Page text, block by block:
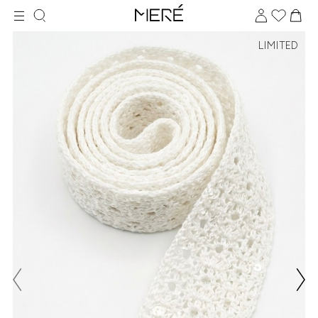
LIMITED
Для клиентов всех банков
Разбейте
оплатуна части
без переплат
График платежей